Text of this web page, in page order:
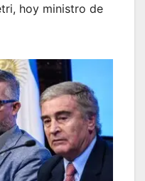
hoy ministro de